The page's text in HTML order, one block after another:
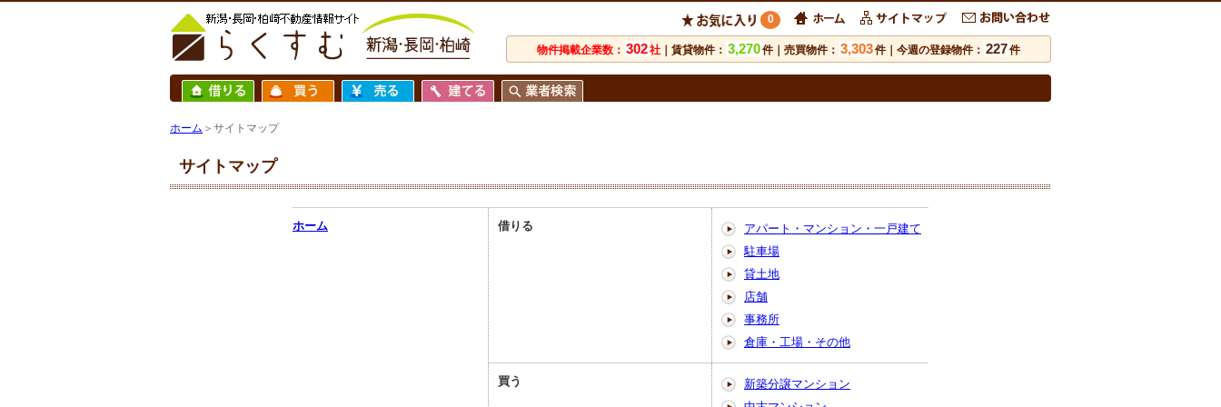
0
物件掲載企業数： 302社 ｜賃貸物件： 3,270件｜売買物件： 3,303件｜今週の登録物件： 227件
ホーム ＞サイトマップ
サイトマップ
ホーム 借りる
アパート・マンション・一戸建て
駐車場
貸土地
店舗
事務所
倉庫・工場・その他
買う
新築分譲マンション